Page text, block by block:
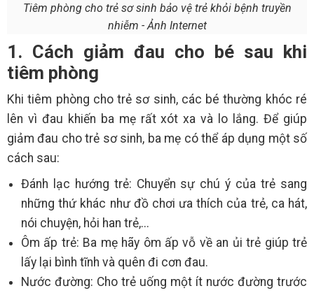
Tiêm phòng cho trẻ sơ sinh bảo vệ trẻ khỏi bệnh truyền
nhiễm - Ảnh Internet
1. Cách giảm đau cho bé sau khi
tiêm phòng
Khi tiêm phòng cho trẻ sơ sinh, các bé thường khóc ré
lên vì đau khiến ba mẹ rất xót xa và lo lắng. Để giúp
giảm đau cho trẻ sơ sinh, ba mẹ có thể áp dụng một số
cách sau:
Đánh lạc hướng trẻ: Chuyển sự chú ý của trẻ sang
những thứ khác như đồ chơi ưa thích của trẻ, ca hát,
nói chuyện, hỏi han trẻ,...
Ôm ấp trẻ: Ba mẹ hãy ôm ấp vỗ về an ủi trẻ giúp trẻ
lấy lại bình tĩnh và quên đi cơn đau.
Nước đường: Cho trẻ uống một ít nước đường trước